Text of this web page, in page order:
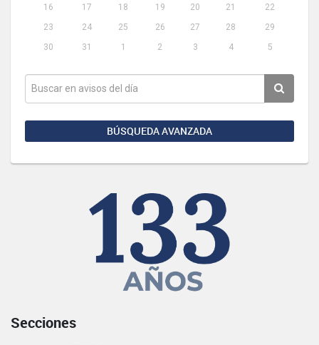
16
17 18 19 20 21
22
23
24 25 26 27 28
29
30
31 1 2 3 4 5
BÚSQUEDA AVANZADA
Secciones